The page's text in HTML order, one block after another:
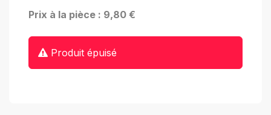
Prix à la pièce : 9,80 €
Produit épuisé